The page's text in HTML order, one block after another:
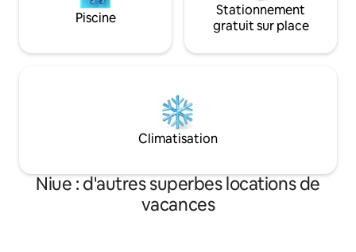
Piscine
Stationnement
gratuit sur place
Climatisation
Niue : d'autres superbes locations de
vacances